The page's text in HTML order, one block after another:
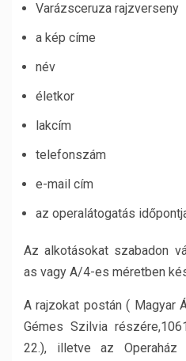
Varázsceruza rajzverseny
a kép címe
név
életkor
lakcím
telefonszám
e-mail cím
az operalátogatás
Az alkotásokat szabadon
as vagy A/4-es méretben
A rajzokat postán ( Magyar
Gémes Szilvia
22.), illetve az Operaház